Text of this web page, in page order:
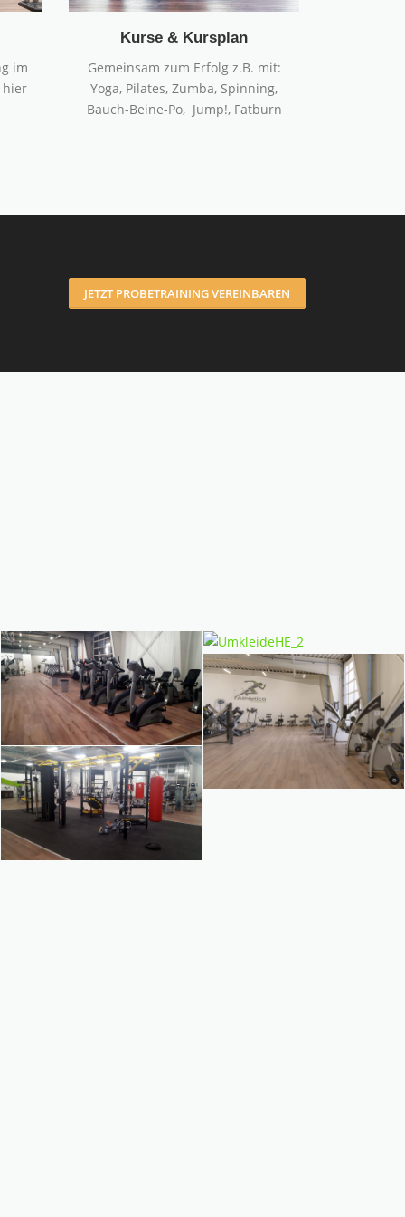
im
hier
Kurse & Kursplan
Gemeinsam zum Erfolg z.B. mit:
Yoga, Pilates, Zumba, Spinning,
Bauch-Beine-Po, Jump!, Fatburn
JETZT PROBETRAINING VEREINBAREN